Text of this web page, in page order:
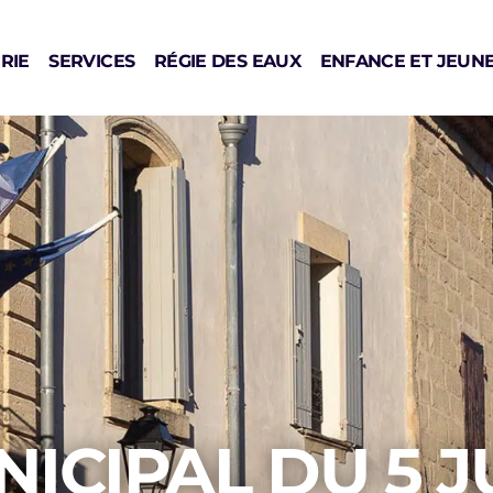
SERVICES RÉGIE DES EAUX ENFANCE ET
DU 5